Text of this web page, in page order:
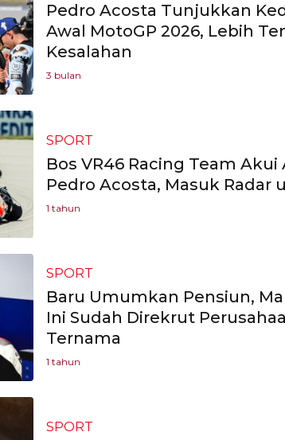
Pedro Acosta Tunjukkan
Awal MotoGP 2026, Lebih
Kesalahan
3 bulan
SPORT
Bos VR46 Racing Team
Pedro Acosta, Masuk Radar
1 tahun
SPORT
Baru Umumkan Pensiun,
Ini Sudah Direkrut
Ternama
1 tahun
SPORT